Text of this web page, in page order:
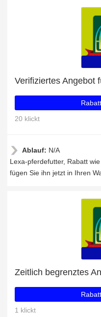
Verifiziertes Angebot
20 klickt
Ablauf: N/A
Lexa-pferdefutter, Rabatt
fügen Sie ihn jetzt in Ihren
1 klickt